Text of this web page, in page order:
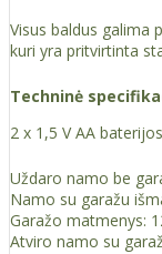
Visus baldus galima
kuri yra pritvirtinta
Techninė
2 x 1,5 V AA
Uždaro namo be
Namo su garažu
Garažo matmenys:
Atviro namo su